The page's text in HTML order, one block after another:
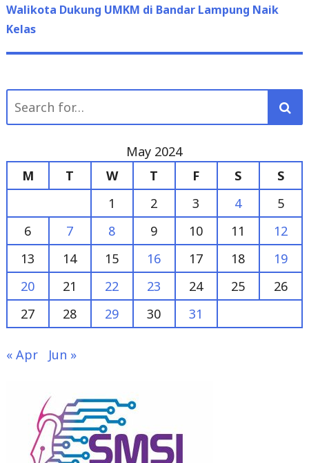
Search
1
2 3 4
5
6
7 8 9 10 11
12
13
14 15 16 17 18
19
20
21 22 23 24 25
26
27
28 29 30 31
« Apr Jun »